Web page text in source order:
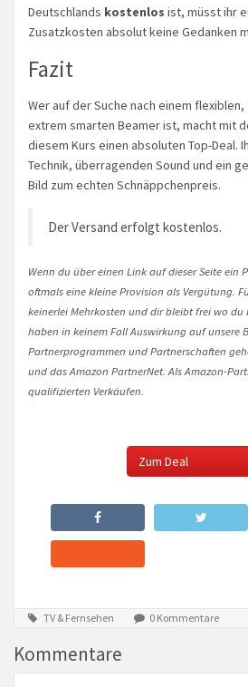
Deutschlands kostenlos ist, müsst ihr
Zusatzkosten absolut keine Gedanken
Fazit
Wer auf der Suche nach einem
extrem smarten Beamer ist, macht mit
diesem Kurs einen absoluten Top-Deal.
Technik, überragenden Sound und ein
Bild zum echten Schnäppchenpreis.
Der Versand erfolgt kostenlos.
Wenn du über einen Link auf dieser Seite ein
oftmals eine kleine Provision als Vergütung.
keinerlei Mehrkosten und dir bleibt frei wo du
haben in keinem Fall Auswirkung auf unsere
Partnerprogrammen und Partnerschaften
und das Amazon PartnerNet. Als Amazon-
qualifizierten Verkäufen.
Zum Deal
TV & Fernsehen 0 Kommentare
Kommentare